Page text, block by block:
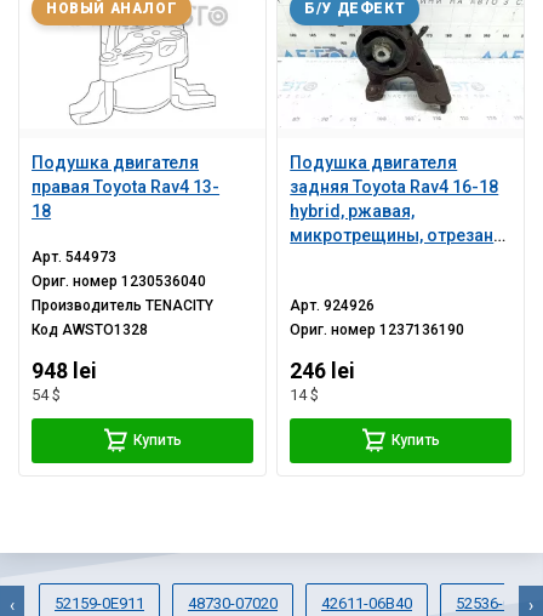
Подушка двигателя
правая Toyota Rav4 13-
18
НОВЫЙ АНАЛОГ
Арт.544973
Ориг. номер1230536040
ПроизводительTENACITY
КодAWSTO1328
948 lei
54 $
Купить
Подушка двигателя
задняя Toyota Rav4 16-18
hybrid, ржавая,
микротрещины, отрезана
Б/У ДЕФЕКТ
Арт.924926
Ориг. номер1237136190
246 lei
14 $
Купить
52159-0E911 48730-07020 42611-06B40 52536-
‹ ›